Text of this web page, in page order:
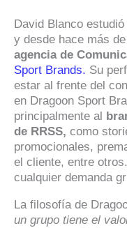
David Blanco estudió
y desde hace más
agencia de
Sport Brands. Su
estar al frente del
en Dragoon Sport
principalmente al
de RRSS, como
promocionales,
el cliente, entre
cualquier demanda
La filosofía de
un grupo tiene el